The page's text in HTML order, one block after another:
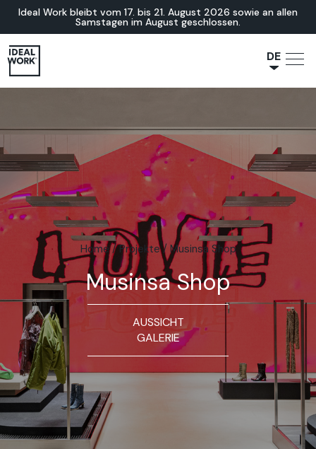
Ideal Work bleibt vom 17. bis 21. August 2026 sowie an allen
Samstagen im August geschlossen.
DE
IT
FR
ES
EN
Home/Projekte/ Musinsa Shop
Musinsa Shop
AUSSICHT
GALERIE